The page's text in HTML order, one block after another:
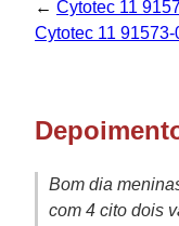
← Cytotec 11
Cytotec 11
Bom dia
com 4 cito dois